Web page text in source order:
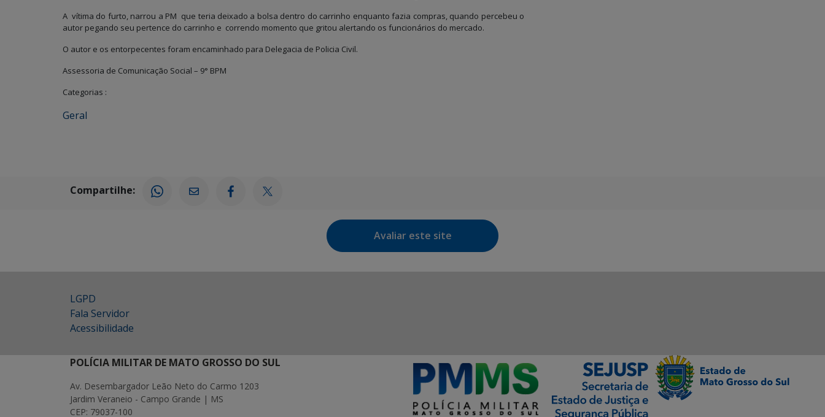
A vítima do furto, narrou a PM que teria deixado a bolsa dentro do carrinho enquanto fazia compras, quando percebeu o
autor pegando seu pertence do carrinho e correndo momento que gritou alertando os funcionários do mercado.
O autor e os entorpecentes foram encaminhado para Delegacia de Policia Civil.
Assessoria de Comunicação Social – 9° BPM
Categorias :
Geral
Compartilhe:
Avaliar este site
LGPD
Fala Servidor
Acessibilidade
POLÍCIA MILITAR DE MATO GROSSO DO SUL
Av. Desembargador Leão Neto do Carmo 1203
Jardim Veraneio - Campo Grande | MS
CEP: 79037-100